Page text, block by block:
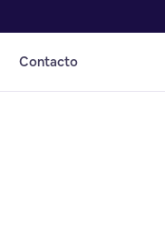
Contacto